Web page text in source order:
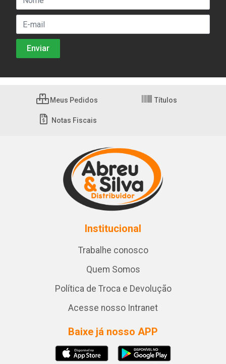
Meus Pedidos Títulos
Notas Fiscais
Institucional
Trabalhe conosco
Quem Somos
Política de Troca e Devolução
Acesse nosso Intranet
Baixe já nosso APP